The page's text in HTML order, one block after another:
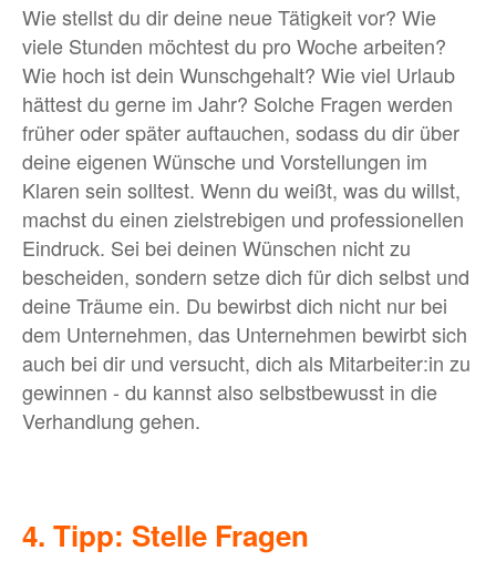
Wie stellst du dir deine neue Tätigkeit vor? Wie
viele Stunden möchtest du pro Woche arbeiten?
Wie hoch ist dein Wunschgehalt? Wie viel Urlaub
hättest du gerne im Jahr? Solche Fragen werden
früher oder später auftauchen, sodass du dir über
deine eigenen Wünsche und Vorstellungen im
Klaren sein solltest. Wenn du weißt, was du willst,
machst du einen zielstrebigen und professionellen
Eindruck. Sei bei deinen Wünschen nicht zu
bescheiden, sondern setze dich für dich selbst und
deine Träume ein. Du bewirbst dich nicht nur bei
dem Unternehmen, das Unternehmen bewirbt sich
auch bei dir und versucht, dich als Mitarbeiter:in zu
gewinnen - du kannst also selbstbewusst in die
Verhandlung gehen.
4. Tipp: Stelle Fragen